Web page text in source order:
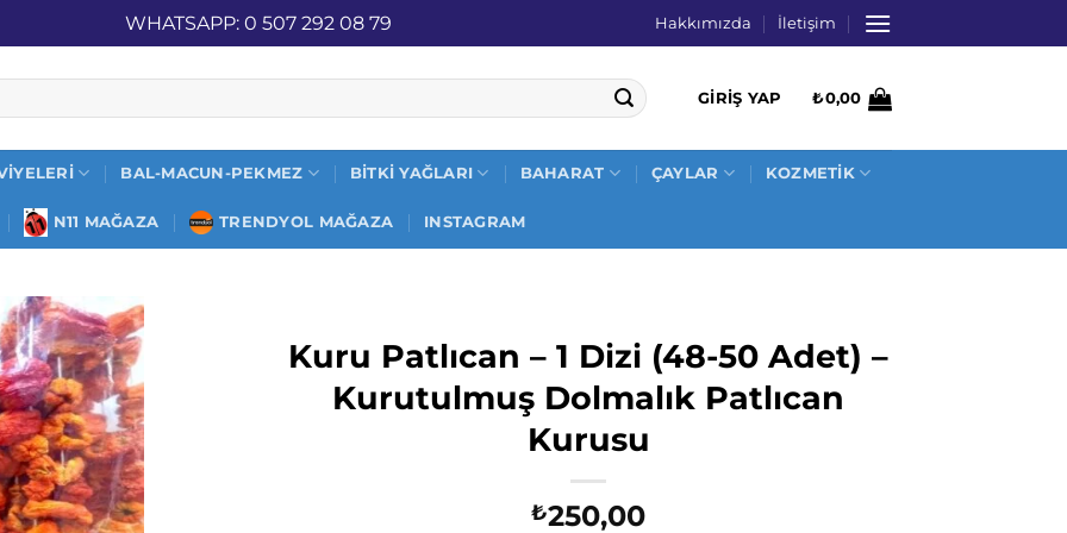
KARGO WHATSAPP: 0 507 292 08 79 Hakkımızda İletişim
GIRIŞ YAP ₺0,00
BAL-MACUN-PEKMEZ BITKI YAĞLARI BAHARAT ÇAYLAR KOZMETİK
N11 MAĞAZA TRENDYOL MAĞAZA INSTAGRAM
Kuru Patlıcan – 1 Dizi (48-50 Adet) –
Kurutulmuş Dolmalık Patlıcan
Kurusu
₺250,00